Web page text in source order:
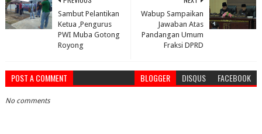
Wabup Sampaikan
Jawaban Atas
Pandangan Umum
Fraksi DPRD
Sambut Pelantikan
Ketua ,Pengurus
PWI Muba Gotong
Royong
POST A COMMENT BLOGGER DISQUS FACEBOOK
No comments